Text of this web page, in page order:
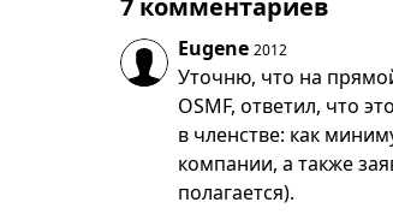
7 комментариев
Eugene 2012
Уточню, что на
OSMF, ответил, что
в членстве: как
компании, а также
полагается).